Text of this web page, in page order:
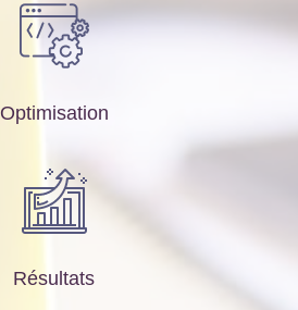
Optimisation
Résultats